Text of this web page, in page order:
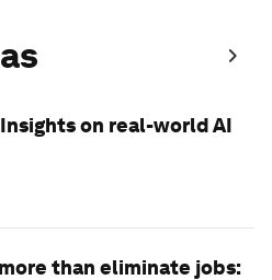
on real-world AI
than eliminate jobs: